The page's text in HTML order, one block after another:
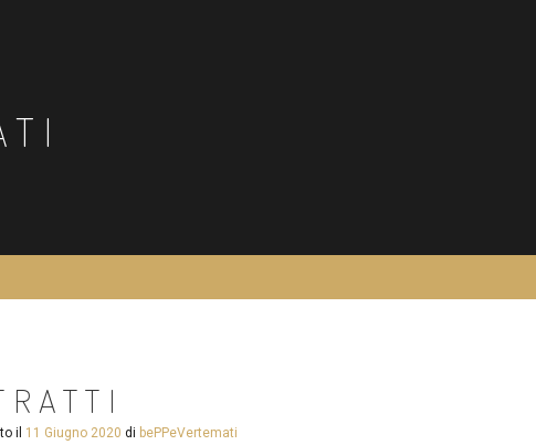
il 11 Giugno 2020 di bePPeVertemati